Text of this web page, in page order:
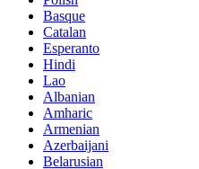
Basque
Catalan
Esperanto
Hindi
Lao
Albanian
Amharic
Armenian
Azerbaijani
Belarusian